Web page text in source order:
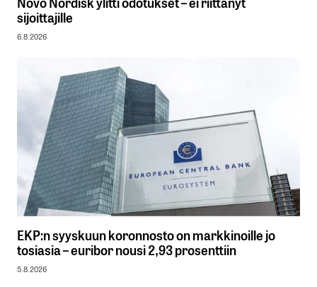
sijoittajille
6.8.2026
EKP:n syyskuun koronnosto on markkinoille jo
tosiasia – euribor nousi 2,93 prosenttiin
5.8.2026